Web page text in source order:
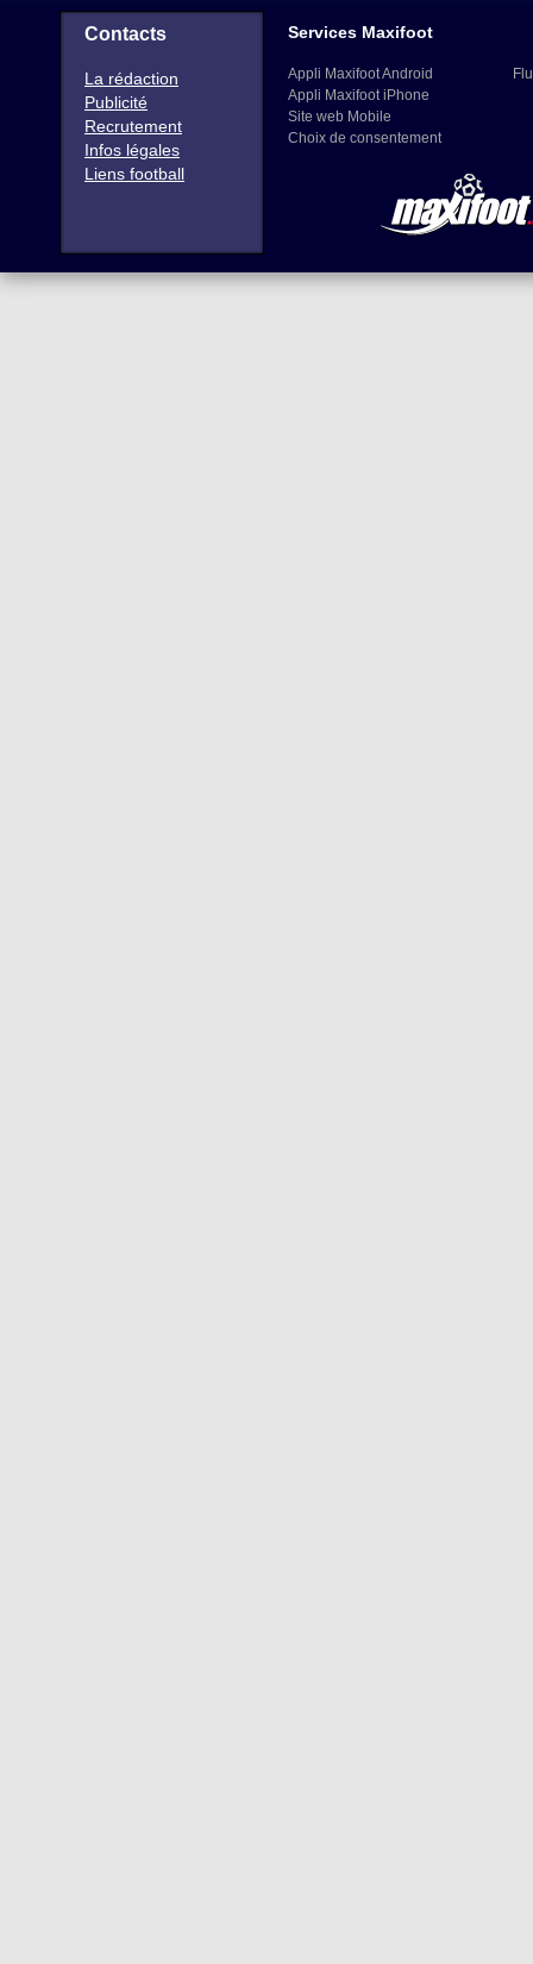
Contacts
La rédaction
Publicité
Recrutement
Infos légales
Liens football
Services Maxifoot
Appli Maxifoot Android
Appli Maxifoot iPhone
Site web Mobile
Choix de consentement